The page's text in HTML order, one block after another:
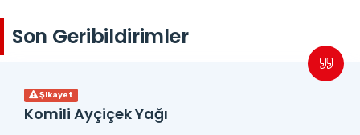
Son Geribildirimler
Şikayet
Komili Ayçiçek Yağı